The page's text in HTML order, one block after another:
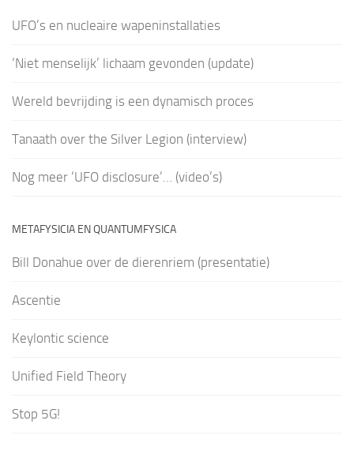
UFO’s en nucleaire wapeninstallaties
‘Niet menselijk’ lichaam gevonden (update)
Wereld bevrijding is een dynamisch proces
Tanaath over the Silver Legion (interview)
Nog meer ‘UFO disclosure’… (video’s)
METAFYSICIA EN QUANTUMFYSICA
Bill Donahue over de dierenriem (presentatie)
Ascentie
Keylontic science
Unified Field Theory
Stop 5G!